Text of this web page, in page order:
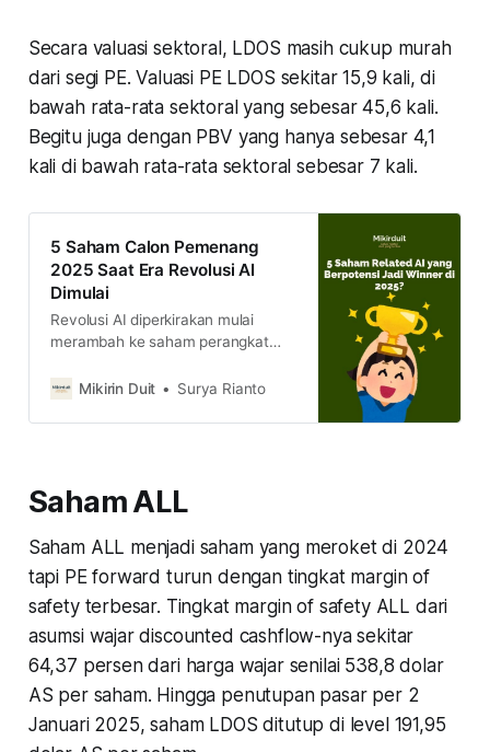
Secara valuasi sektoral, LDOS masih cukup murah
dari segi PE. Valuasi PE LDOS sekitar 15,9 kali, di
bawah rata-rata sektoral yang sebesar 45,6 kali.
Begitu juga dengan PBV yang hanya sebesar 4,1
kali di bawah rata-rata sektoral sebesar 7 kali.
5 Saham Calon Pemenang
2025 Saat Era Revolusi AI
Dimulai
Revolusi AI diperkirakan mulai
merambah ke saham perangkat
yang diprediksi bisa jadi pemenang
Mikirin Duit Surya Rianto
Saham ALL
Saham ALL menjadi saham yang meroket di 2024
tapi PE forward turun dengan tingkat margin of
safety terbesar. Tingkat margin of safety ALL dari
asumsi wajar discounted cashflow-nya sekitar
64,37 persen dari harga wajar senilai 538,8 dolar
AS per saham. Hingga penutupan pasar per 2
Januari 2025, saham LDOS ditutup di level 191,95